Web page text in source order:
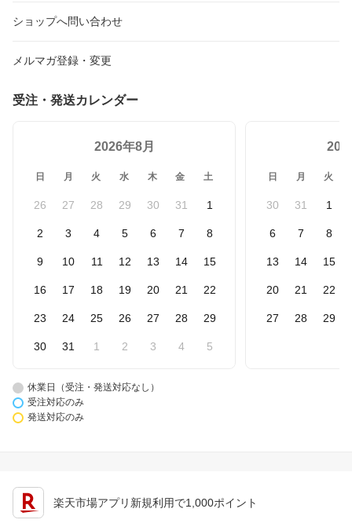
ショップへ問い合わせ
メルマガ登録・変更
受注・発送カレンダー
2026年8月
日 月 火 水 木 金 土
26 27 28 29 30 31 1
2 3 4 5 6 7 8
9 10 11 12 13 14 15
16 17 18 19 20 21 22
23 24 25 26 27 28 29
30 31 1 2 3 4 5
日 月 火
30 31 1
6 7 8
13 14 15
20 21 22
27 28 29
休業日（受注・発送対応なし）
受注対応のみ
発送対応のみ
楽天市場アプリ新規利用で1,000ポイント